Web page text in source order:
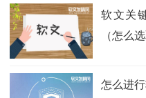
软文关
（怎么
怎么进